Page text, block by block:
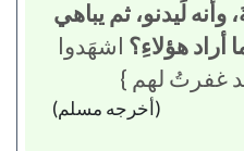
لَيدنو، ثم يباهي
أراد هؤلاءِ؟ اشهَدوا
غفرتُ لهم }
(أخرجه مسلم)